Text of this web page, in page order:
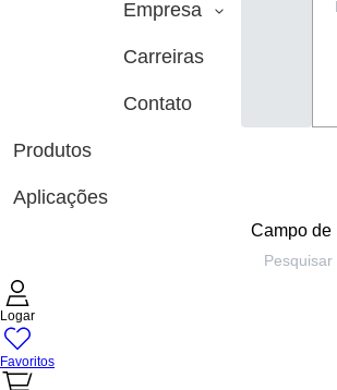
Empresa
Carreiras
Contato
Produtos
Aplicações
Campo de
Logar
Favoritos